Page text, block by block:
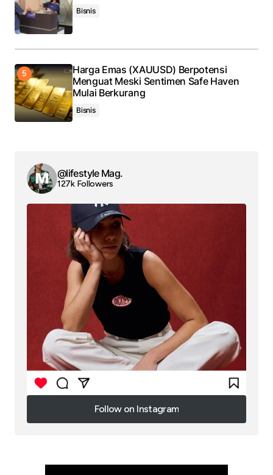
Bisnis
Harga Emas (XAUUSD) Berpotensi
Menguat Meski Sentimen Safe Haven
Mulai Berkurang
Bisnis
@lifestyle Mag.
127k Followers
Follow on Instagram
Follow on Instagram